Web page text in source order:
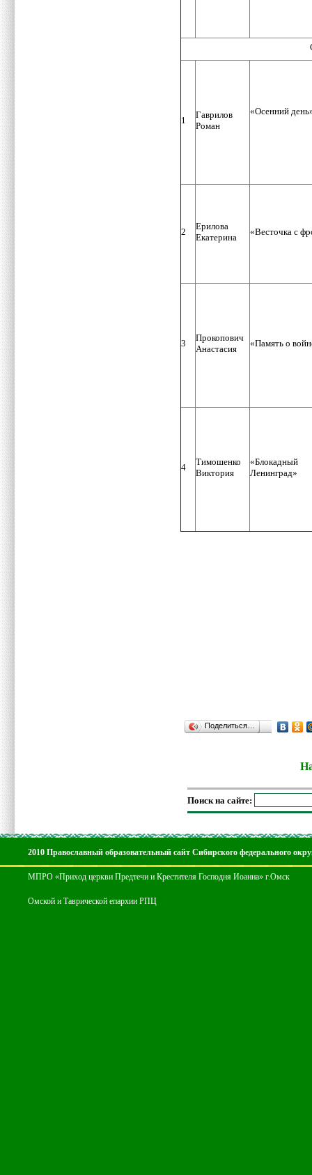
1
Гаврилов
Роман
«Осенний
2
Ерилова
Екатерина
«Весточка с
3
Прокопович
Анастасия
«Память о
4
Тимошенко
Виктория
«Блокадный
Ленинград»
Поделиться…
Поиск на сайте:
2010 Православный образовательный сайт Сибирского федерального
МПРО «Приход церкви Предтечи и Крестителя Господня Иоанна» г.Омск
Омской и Таврической епархии РПЦ